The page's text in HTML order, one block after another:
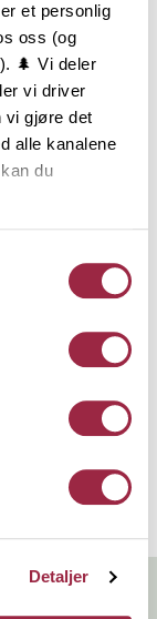
et personlig
oss (og
🌲 Vi deler
vi driver
vi gjøre det
alle kanalene
du
Detaljer
ble særlig
til 1940-
og gir
å
en noe
og